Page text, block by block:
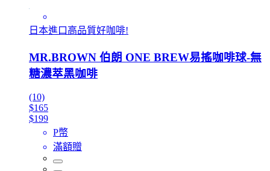
日本進口高品質好咖啡!
MR.BROWN 伯朗 ONE BREW易搖咖啡球-無
糖濃萃黑咖啡
(10)
$165
$199
P幣
滿額贈